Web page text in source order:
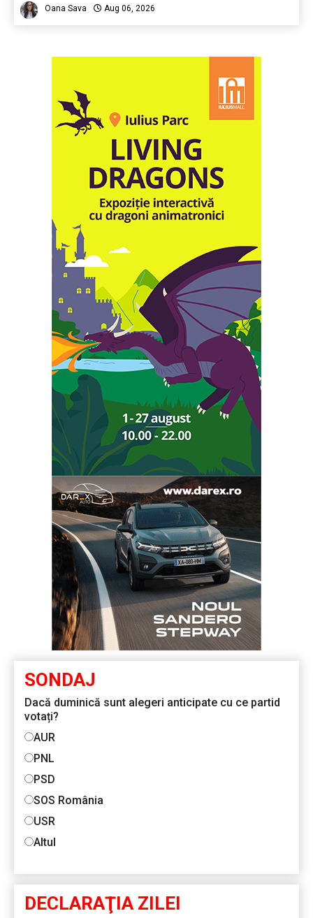
Oana Sava Aug 06, 2026
SONDAJ
Dacă duminică sunt alegeri anticipate cu ce partid
votați?
AUR
PNL
PSD
SOS România
USR
Altul
DECLARAŢIA ZILEI